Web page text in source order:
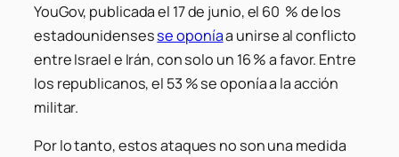
YouGov, publicada el 17 de junio, el 60 % de los
estadounidensesse oponíaa unirse al conflicto
entre Israel e Irán, con solo un 16 % a favor. Entre
los republicanos, el 53 % se oponía a la acción
militar.
Por lo tanto, estos ataques no son una medida